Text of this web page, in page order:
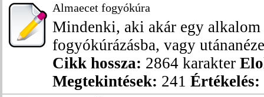
Almaecet fogyókúra
Mindenki, aki akár egy alkalom
fogyókúrázásba, vagy
Cikk hossza: 2864 karakter
Megtekintések: 241 Értékelés: